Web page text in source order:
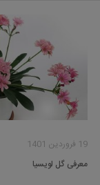
19 فروردین 1401
معرفی گل لویسیا